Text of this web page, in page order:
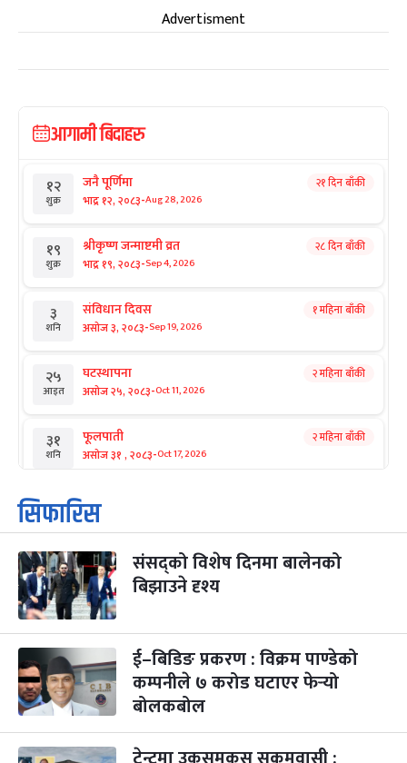
Advertisment
आगामी बिदाहरु
१२
शुक्र
जनै पूर्णिमा
भाद्र १२, २०८३-Aug 28, 2026
२१ दिन बाँकी
१९
शुक्र
श्रीकृष्ण जन्माष्टमी व्रत
भाद्र १९, २०८३-Sep 4, 2026
२८ दिन बाँकी
३
शनि
संविधान दिवस
असोज ३, २०८३-Sep 19, 2026
१ महिना बाँकी
२५
आइत
घटस्थापना
असोज २५, २०८३-Oct 11, 2026
२ महिना बाँकी
३१
शनि
फूलपाती
असोज ३१ , २०८३-Oct 17, 2026
२ महिना बाँकी
१
आइत
कार्तिक सङ्क्रान्ति
कार्तिक १, २०८३
३
मंगल
महानवमी
कार्तिक ३, २०८३-Oct 20, 2026
२ महिना बाँकी
४
बुध कार्तिक ४, २०८३ -Oct 21, 2026
५
बिहि
पापा‌ङ्कुशा एकादशी व्रत
कार्तिक ५, २०८३-Oct 22, 2026
२ महिना बाँकी
कुकुर तिहार ३ महिना बाँकी
सिफारिस
संसद्को विशेष दिनमा बालेनको
बिझाउने दृश्य
ई–बिडिङ प्रकरण : विक्रम पाण्डेको
कम्पनीले ७ करोड घटाएर फेर्‍यो
बोलकबोल